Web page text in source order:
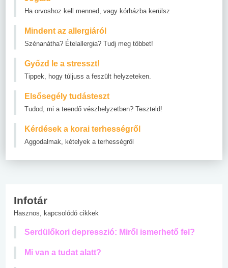
Ha orvoshoz kell menned, vagy kórházba kerülsz
Mindent az allergiáról
Szénanátha? Ételallergia? Tudj meg többet!
Győzd le a stresszt!
Tippek, hogy túljuss a feszült helyzeteken.
Elsősegély tudásteszt
Tudod, mi a teendő vészhelyzetben? Teszteld!
Kérdések a korai terhességről
Aggodalmak, kételyek a terhességről
Infotár
Hasznos, kapcsolódó cikkek
Serdülőkori depresszió: Miről ismerhető fel?
Mi van a tudat alatt?